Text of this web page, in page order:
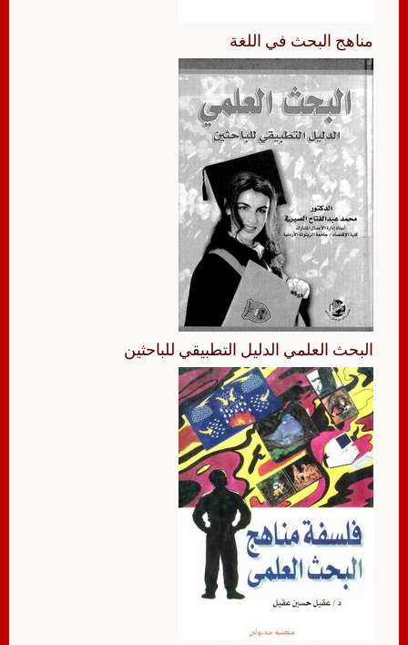
مناهج البحث في اللغة
البحث العلمي الدليل التطبيقي للباحثين